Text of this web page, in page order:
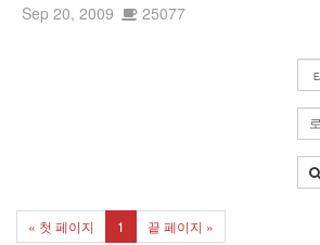
Sep 20, 2009 25077
« 첫 페이지 1 끝 페이지 »